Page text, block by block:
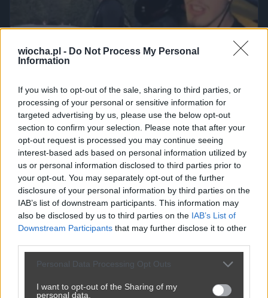
wiocha.pl - Do Not Process My Personal
Information
If you wish to opt-out of the sale, sharing to third parties, or
processing of your personal or sensitive information for
targeted advertising by us, please use the below opt-out
section to confirm your selection. Please note that after your
opt-out request is processed you may continue seeing
interest-based ads based on personal information utilized by
us or personal information disclosed to third parties prior to
your opt-out. You may separately opt-out of the further
disclosure of your personal information by third parties on the
IAB’s list of downstream participants. This information may
also be disclosed by us to third parties on the IAB’s List of
Downstream Participants that may further disclose it to other
Personal Data Processing Opt Outs
I want to opt-out of the Sharing of my
personal data.
Powinna do pakietu być
2450 9 Inne